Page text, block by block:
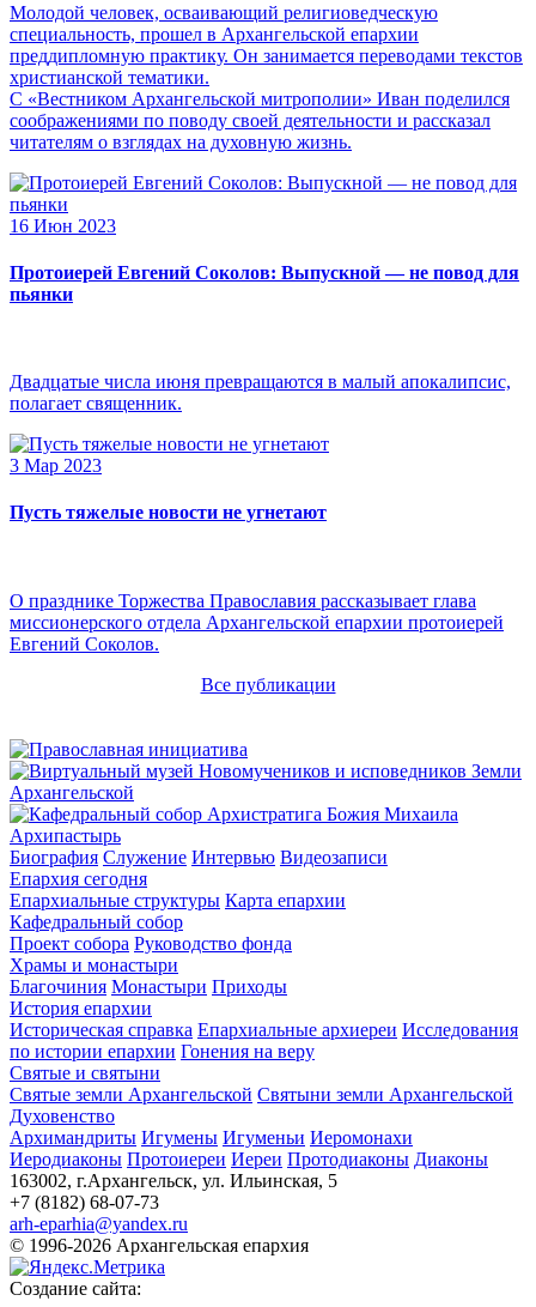
Молодой человек, осваивающий религиоведческую
специальность, прошел в Архангельской епархии
преддипломную практику. Он занимается переводами текстов
христианской тематики.
С «Вестником Архангельской митрополии» Иван поделился
соображениями по поводу своей деятельности и рассказал
читателям о взглядах на духовную жизнь.
16 Июн 2023
Протоиерей Евгений Соколов: Выпускной — не повод для
пьянки
Двадцатые числа июня превращаются в малый апокалипсис,
полагает священник.
3 Мар 2023
Пусть тяжелые новости не угнетают
О празднике Торжества Православия рассказывает глава
миссионерского отдела Архангельской епархии протоиерей
Евгений Соколов.
Все публикации
Архипастырь
Биография Служение Интервью Видеозаписи
Епархия сегодня
Епархиальные структуры Карта епархии
Кафедральный собор
Проект собора Руководство фонда
Храмы и монастыри
Благочиния Монастыри Приходы
История епархии
Историческая справка Епархиальные архиереи Исследования
по истории епархии Гонения на веру
Святые и святыни
Святые земли Архангельской Святыни земли Архангельской
Духовенство
Архимандриты Игумены Игуменьи Иеромонахи
Иеродиаконы Протоиереи Иереи Протодиаконы Диаконы
163002, г.Архангельск, ул. Ильинская, 5
+7 (8182) 68-07-73
arh-eparhia@yandex.ru
© 1996-2026 Архангельская епархия
Создание сайта: